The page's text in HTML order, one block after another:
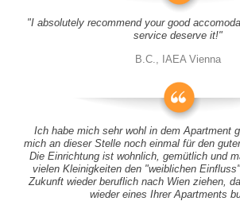
"I absolutely recommend your good
service deserve it!"
B.C., IAEA Vienna
Ich habe mich sehr wohl in dem Apartment
mich an dieser Stelle noch einmal für den
Die Einrichtung ist wohnlich, gemütlich und
vielen Kleinigkeiten den "weiblichen
Zukunft wieder beruflich nach Wien ziehen,
wieder eines Ihrer Apartments